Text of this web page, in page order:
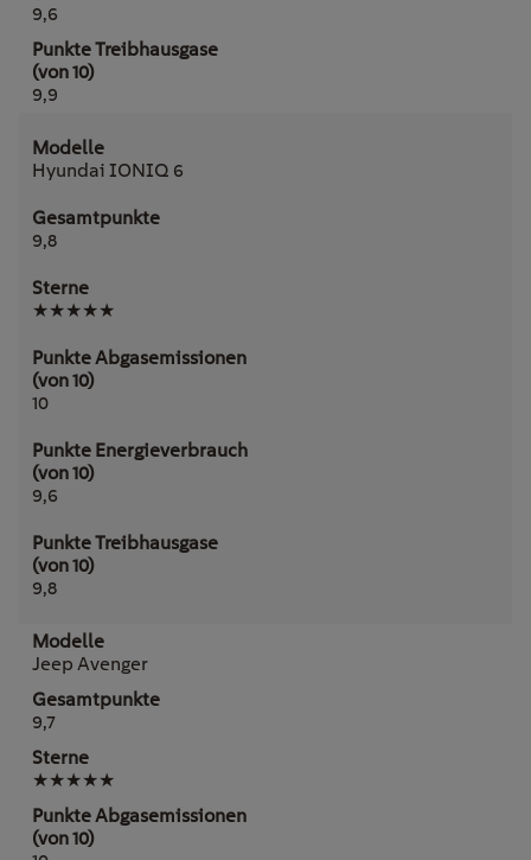
9,6
9,9
Hyundai IONIQ 6
9,8
★★★★★
10
9,6
9,8
Jeep Avenger
9,7
★★★★★